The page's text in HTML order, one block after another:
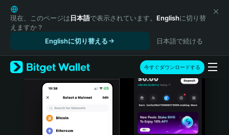
English
日本語
Tiếng Việt
Español (Latinoamérica)
Türkçe
Italiano
現在、このページは日本語で表示されています。 Englishに切り替
えますか？
Englishに切り替える
日本語で続ける
今すぐダウンロードする